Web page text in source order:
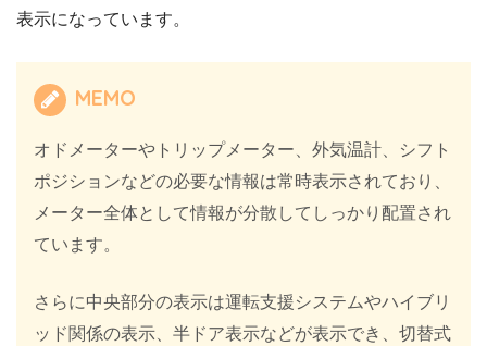
表示になっています。
MEMO
オドメーターやトリップメーター、外気温計、シフト
ポジションなどの必要な情報は常時表示されており、
メーター全体として情報が分散してしっかり配置され
ています。
さらに中央部分の表示は運転支援システムやハイブリ
ッド関係の表示、半ドア表示などが表示でき、切替式